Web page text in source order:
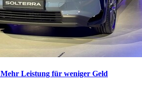
Mehr Leistung für weniger Geld